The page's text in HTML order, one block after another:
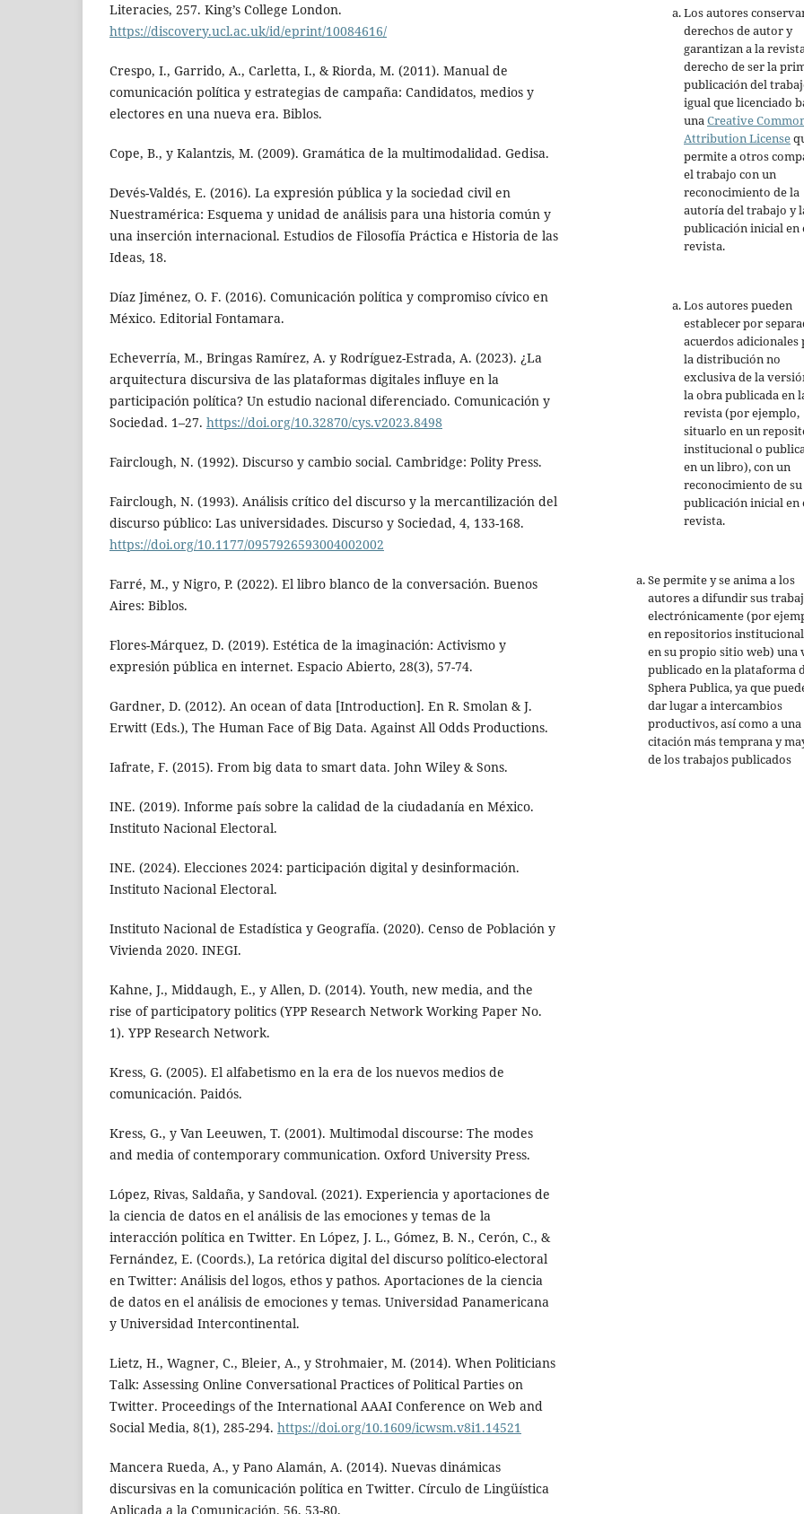
Literacies, 257. King’s College London.
https://discovery.ucl.ac.uk/id/eprint/10084616/
Crespo, I., Garrido, A., Carletta, I., & Riorda, M. (2011). Manual de
comunicación política y estrategias de campaña: Candidatos, medios y
electores en una nueva era. Biblos.
Cope, B., y Kalantzis, M. (2009). Gramática de la multimodalidad. Gedisa.
Devés-Valdés, E. (2016). La expresión pública y la sociedad civil en
Nuestramérica: Esquema y unidad de análisis para una historia común y
una inserción internacional. Estudios de Filosofía Práctica e Historia de las
Ideas, 18.
Díaz Jiménez, O. F. (2016). Comunicación política y compromiso cívico en
México. Editorial Fontamara.
Echeverría, M., Bringas Ramírez, A. y Rodríguez-Estrada, A. (2023). ¿La
arquitectura discursiva de las plataformas digitales influye en la
participación política? Un estudio nacional diferenciado. Comunicación y
Sociedad. 1–27. https://doi.org/10.32870/cys.v2023.8498
Fairclough, N. (1992). Discurso y cambio social. Cambridge: Polity Press.
Fairclough, N. (1993). Análisis crítico del discurso y la mercantilización del
discurso público: Las universidades. Discurso y Sociedad, 4, 133-168.
https://doi.org/10.1177/0957926593004002002
Farré, M., y Nigro, P. (2022). El libro blanco de la conversación. Buenos
Aires: Biblos.
Flores-Márquez, D. (2019). Estética de la imaginación: Activismo y
expresión pública en internet. Espacio Abierto, 28(3), 57-74.
Gardner, D. (2012). An ocean of data [Introduction]. En R. Smolan & J.
Erwitt (Eds.), The Human Face of Big Data. Against All Odds Productions.
Iafrate, F. (2015). From big data to smart data. John Wiley & Sons.
INE. (2019). Informe país sobre la calidad de la ciudadanía en México.
Instituto Nacional Electoral.
INE. (2024). Elecciones 2024: participación digital y desinformación.
Instituto Nacional Electoral.
Instituto Nacional de Estadística y Geografía. (2020). Censo de Población y
Vivienda 2020. INEGI.
Kahne, J., Middaugh, E., y Allen, D. (2014). Youth, new media, and the
rise of participatory politics (YPP Research Network Working Paper No.
1). YPP Research Network.
Kress, G. (2005). El alfabetismo en la era de los nuevos medios de
comunicación. Paidós.
Kress, G., y Van Leeuwen, T. (2001). Multimodal discourse: The modes
and media of contemporary communication. Oxford University Press.
López, Rivas, Saldaña, y Sandoval. (2021). Experiencia y aportaciones de
la ciencia de datos en el análisis de las emociones y temas de la
interacción política en Twitter. En López, J. L., Gómez, B. N., Cerón, C., &
Fernández, E. (Coords.), La retórica digital del discurso político-electoral
en Twitter: Análisis del logos, ethos y pathos. Aportaciones de la ciencia
de datos en el análisis de emociones y temas. Universidad Panamericana
y Universidad Intercontinental.
Lietz, H., Wagner, C., Bleier, A., y Strohmaier, M. (2014). When Politicians
Talk: Assessing Online Conversational Practices of Political Parties on
Twitter. Proceedings of the International AAAI Conference on Web and
Social Media, 8(1), 285-294. https://doi.org/10.1609/icwsm.v8i1.14521
Mancera Rueda, A., y Pano Alamán, A. (2014). Nuevas dinámicas
discursivas en la comunicación política en Twitter. Círculo de Lingüística
Aplicada a la Comunicación, 56, 53-80.
Los autores
derechos de autor y
garantizan a la
derecho de ser la
publicación del
igual que licenciado
unaCreative
Attribution License
permite a otros
el trabajo con un
reconocimiento de la
autoría del trabajo y
publicación inicial en
revista.
Los autores pueden
establecer por
acuerdos adicionales
la distribución no
exclusiva de la
la obra publicada en
revista (por ejemplo,
situarlo en un
institucional o
en un libro), con un
reconocimiento de su
publicación inicial en
revista.
Se permite y se anima a los
autores a difundir sus
electrónicamente (por
en repositorios
en su propio sitio web) una
publicado en la plataforma
Sphera Publica, ya que
dar lugar a intercambios
productivos, así como a una
citación más temprana y
de los trabajos publicados